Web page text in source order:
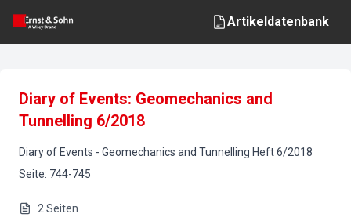
Artikeldatenbank
Diary of Events: Geomechanics and
Tunnelling 6/2018
Diary of Events - Geomechanics and Tunnelling Heft6/2018
Seite: 744-745
2 Seiten